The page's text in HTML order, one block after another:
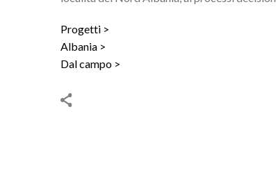
Progetti
Albania
Dal campo